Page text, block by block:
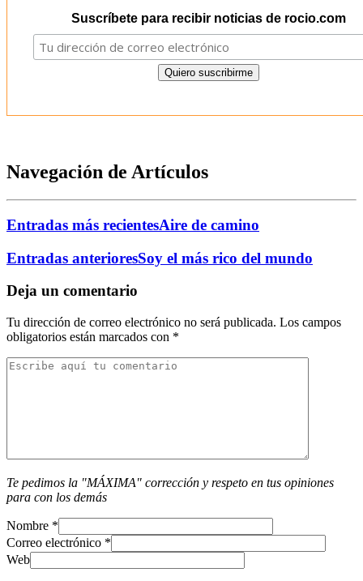
Suscríbete para recibir noticias de rocio.com
Navegación de Artículos
Entradas más recientesAire de camino
Entradas anterioresSoy el más rico del mundo
Deja un comentario
Tu dirección de correo electrónico no será publicada. Los campos
obligatorios están marcados con *
Te pedimos la "MÁXIMA" corrección y respeto en tus opiniones
para con los demás
Nombre *
Correo electrónico *
Web